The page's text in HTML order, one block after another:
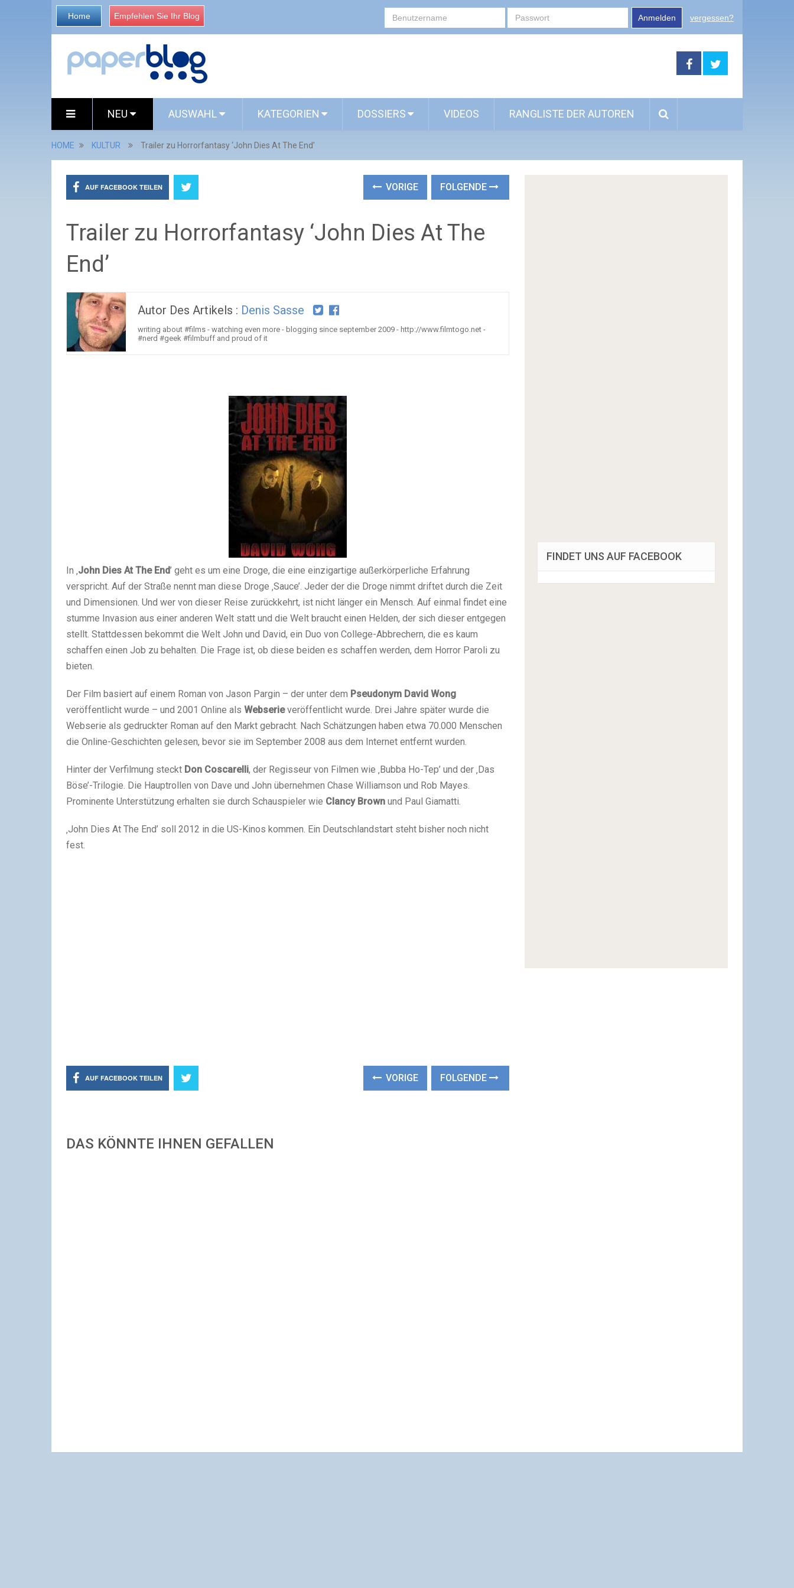
Home Empfehlen Sie Ihr Blog Anmelden vergessen?
NEU AUSWAHL KATEGORIEN DOSSIERS VIDEOS RANGLISTE DER AUTOREN
HOME KULTUR Trailer zu Horrorfantasy ‘John Dies At The End’
AUF FACEBOOK TEILEN VORIGE FOLGENDE
Trailer zu Horrorfantasy ‘John Dies At The
End’
Autor Des Artikels : Denis Sasse
writing about #films - watching even more - blogging since september 2009 - http://www.filmtogo.net -
#nerd #geek #filmbuff and proud of it
In ‚ John Dies At The End’ geht es um eine Droge, die eine einzigartige außerkörperliche Erfahrung
verspricht. Auf der Straße nennt man diese Droge ‚Sauce’. Jeder der die Droge nimmt driftet durch die Zeit
und Dimensionen. Und wer von dieser Reise zurückkehrt, ist nicht länger ein Mensch. Auf einmal findet eine
stumme Invasion aus einer anderen Welt statt und die Welt braucht einen Helden, der sich dieser entgegen
stellt. Stattdessen bekommt die Welt John und David, ein Duo von College-Abbrechern, die es kaum
schaffen einen Job zu behalten. Die Frage ist, ob diese beiden es schaffen werden, dem Horror Paroli zu
bieten.
Der Film basiert auf einem Roman von Jason Pargin – der unter dem Pseudonym David Wong
veröffentlicht wurde – und 2001 Online als Webserieveröffentlicht wurde. Drei Jahre später wurde die
Webserie als gedruckter Roman auf den Markt gebracht. Nach Schätzungen haben etwa 70.000 Menschen
die Online-Geschichten gelesen, bevor sie im September 2008 aus dem Internet entfernt wurden.
Hinter der Verfilmung steckt Don Coscarelli, der Regisseur von Filmen wie ‚Bubba Ho-Tep’ und der ‚Das
Böse’-Trilogie. Die Hauptrollen von Dave und John übernehmen Chase Williamson und Rob Mayes.
Prominente Unterstützung erhalten sie durch Schauspieler wie Clancy Brown und Paul Giamatti.
‚John Dies At The End’ soll 2012 in die US-Kinos kommen. Ein Deutschlandstart steht bisher noch nicht
fest.
AUF FACEBOOK TEILEN VORIGE FOLGENDE
DAS KÖNNTE IHNEN GEFALLEN
FINDET UNS AUF FACEBOOK